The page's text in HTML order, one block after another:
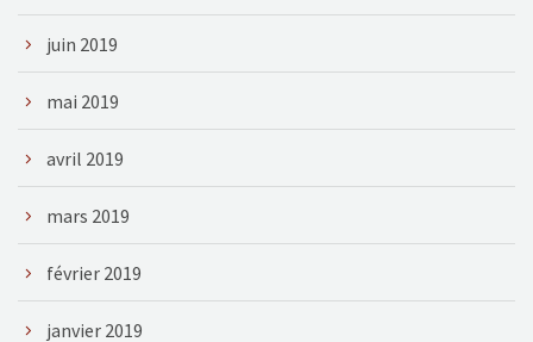
juin 2019
mai 2019
avril 2019
mars 2019
février 2019
janvier 2019